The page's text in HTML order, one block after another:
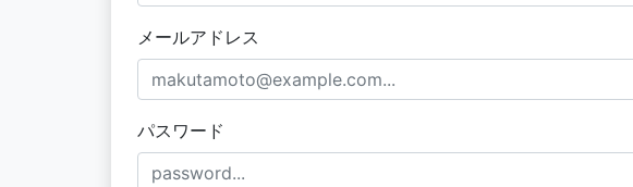
メールアドレス
パスワード